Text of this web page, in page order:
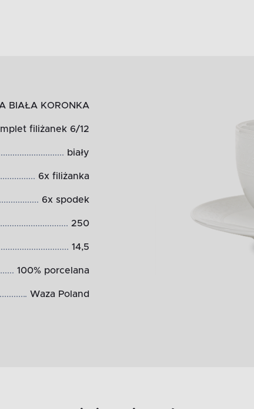
BIAŁA KORONKA
filiżanek 6/12
biały
6x filiżanka
6x spodek
250
14,5
100% porcelana
Waza Poland